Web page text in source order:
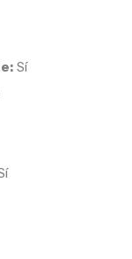
Sí